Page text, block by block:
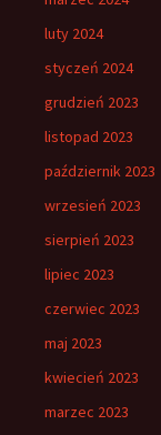
luty 2024
styczeń 2024
grudzień 2023
listopad 2023
październik 2023
wrzesień 2023
sierpień 2023
lipiec 2023
czerwiec 2023
maj 2023
kwiecień 2023
marzec 2023